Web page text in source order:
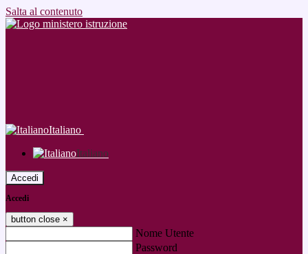
Salta al contenuto
Italiano
Italiano
Accedi
Accedi
button close ×
Nome Utente
Password